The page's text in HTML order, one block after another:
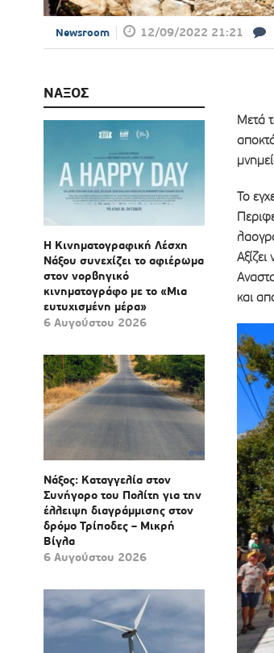
Newsroom 12/09/2022 21:21
ΝΑΞΟΣ
Η Κινηματογραφική Λέσχη
Νάξου συνεχίζει το αφιέρωμα
στον νορβηγικό
κινηματογράφο με το «Μια
ευτυχισμένη μέρα»
6 Αυγούστου 2026
Νάξος: Καταγγελία στον
Συνήγορο του Πολίτη για την
έλλειψη διαγράμμισης στον
δρόμο Τρίποδες – Μικρή
Βίγλα
6 Αυγούστου 2026
Μετά
Το
και